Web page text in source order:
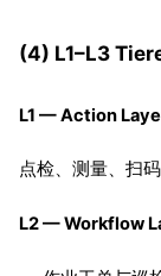
(4) L1–L3
L1 — Action
点检、测量、扫
L2 — Workflow